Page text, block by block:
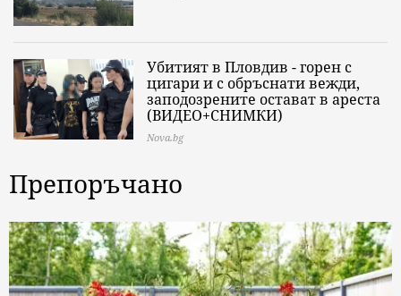
Убитият в Пловдив - горен с
цигари и с обръснати вежди,
заподозрените остават в ареста
(ВИДЕО+СНИМКИ)
Nova.bg
Препоръчано